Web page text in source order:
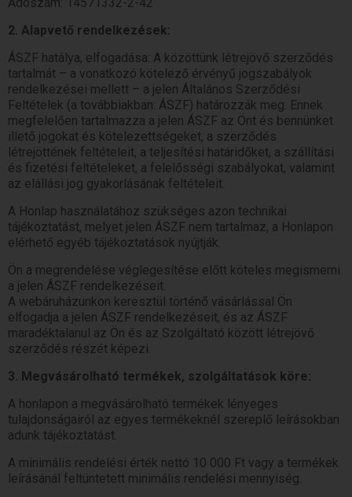
2. Alapvető rendelkezések:
ÁSZF hatálya, elfogadása: A közöttünk létrejövő szerződés
tartalmát – a vonatkozó kötelező érvényű jogszabályok
rendelkezései mellett – a jelen Általános Szerződési
Feltételek (a továbbiakban: ÁSZF) határozzák meg. Ennek
megfelelően tartalmazza a jelen ÁSZF az Önt és bennünket
illető jogokat és kötelezettségeket, a szerződés
létrejöttének feltételeit, a teljesítési határidőket, a szállítási
és fizetési feltételeket, a felelősségi szabályokat, valamint
az elállási jog gyakorlásának feltételeit.
A Honlap használatához szükséges azon technikai
tájékoztatást, melyet jelen ÁSZF nem tartalmaz, a Honlapon
elérhető egyéb tájékoztatások nyújtják.
Ön a megrendelése véglegesítése előtt köteles megismerni
a jelen ÁSZF rendelkezéseit.
A webáruházunkon keresztül történő vásárlással Ön
elfogadja a jelen ÁSZF rendelkezéseit, és az ÁSZF
maradéktalanul az Ön és az Szolgáltató között létrejövő
szerződés részét képezi.
3. Megvásárolható termékek, szolgáltatások köre:
A honlapon a megvásárolható termékek lényeges
tulajdonságairól az egyes termékeknél szereplő leírásokban
adunk tájékoztatást.
A minimális rendelési érték nettó 10 000 Ft vagy a termékek
leírásánál feltüntetett minimális rendelési mennyiség.